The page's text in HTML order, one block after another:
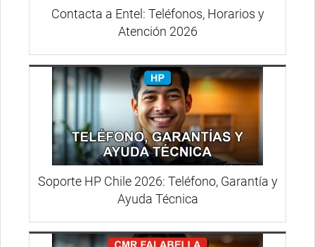
Contacta a Entel: Teléfonos, Horarios y
Atención 2026
Soporte HP Chile 2026: Teléfono, Garantía y
Ayuda Técnica